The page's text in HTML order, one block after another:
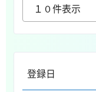
登録日